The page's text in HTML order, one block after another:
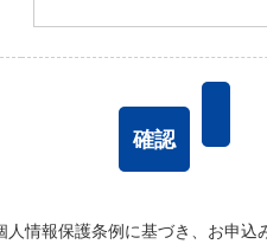
人情報保護条例に基づき、お申込